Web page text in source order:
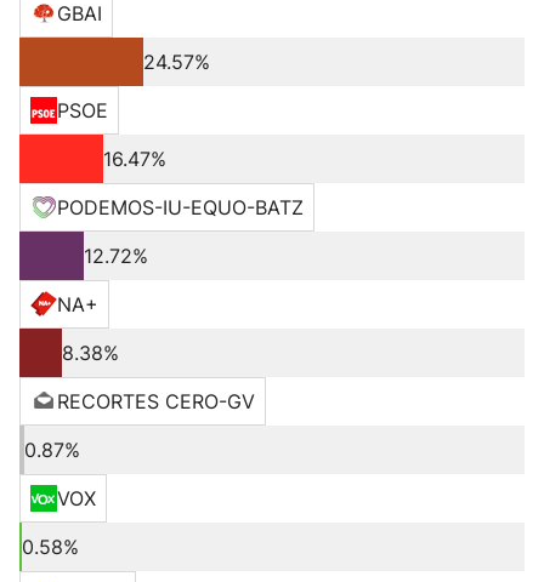
GBAI
24.57%
PSOE
16.47%
PODEMOS-IU-EQUO-BATZ
12.72%
NA+
8.38%
RECORTES CERO-GV
0.87%
VOX
0.58%